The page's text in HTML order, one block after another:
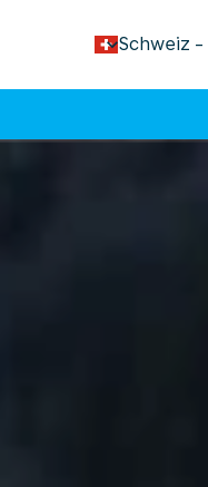
Schweiz -
keyboard_arrow_down